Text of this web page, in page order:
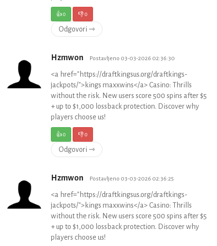
👍0 👎0
Odgovori ⇾
Hzmwon Postavljeno 03-03-2026 02:36:30
<a href="https://draftkingsus.org/draftkings-
jackpots/">kings maxxwins</a> Casino: Thrills
without the risk. New users score 500 spins after $5
+ up to $1,000 lossback protection. Discover why
players choose us!
👍0 👎0
Odgovori ⇾
Hzmwon Postavljeno 03-03-2026 02:36:25
<a href="https://draftkingsus.org/draftkings-
jackpots/">kings maxxwins</a> Casino: Thrills
without the risk. New users score 500 spins after $5
+ up to $1,000 lossback protection. Discover why
players choose us!